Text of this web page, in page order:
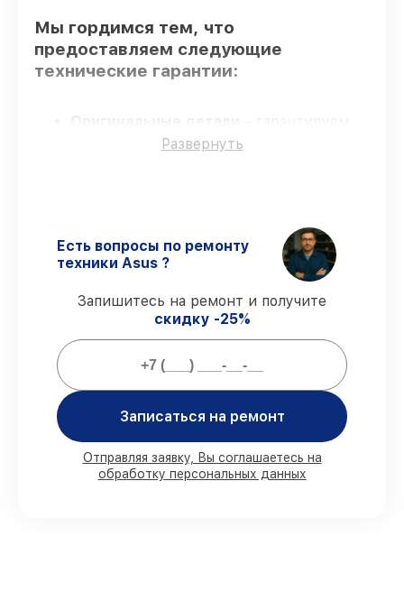
Мы гордимся тем, что
предоставляем следующие
технические гарантии:
Оригинальные детали
использование фирменных запчастей для
восстановление материнской платы
H81M-K выполняется строго в
оговоренные сроки.
– обслуживаем
материнских плат всегда со строгим
соблюдением гарантийных обязательств.
Мы гарантируем:
работ с возможностью
присутствовать
90%комплектующих для материнских
плат на складе или доступны для
Развернуть
Есть вопросы по ремонту
техники Asus ?
Запишитесь на ремонт и получите
скидку -25%
Записаться на ремонт
Отправляя заявку, Вы соглашаетесь на
обработку персональных данных